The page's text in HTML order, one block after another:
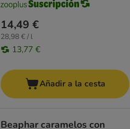
14,49 €
28,98 € / l
13,77 €
Añadir a la cesta
Beaphar caramelos con